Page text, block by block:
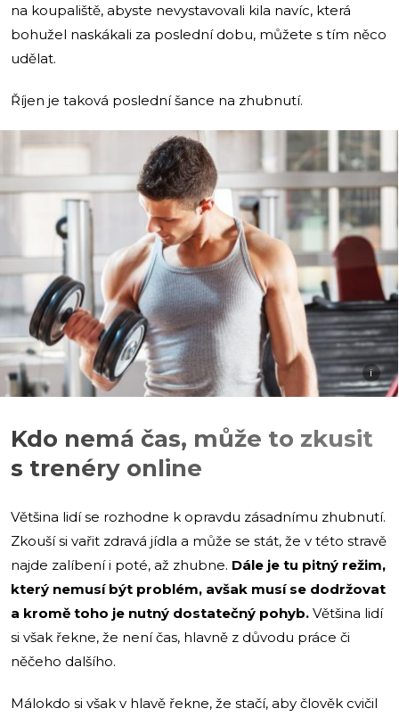
na koupaliště, abyste nevystavovali kila navíc, která
bohužel naskákali za poslední dobu, můžete s tím něco
udělat.
Říjen je taková poslední šance na zhubnutí.
i
Kdo nemá čas, může to zkusit
s trenéry online
Většina lidí se rozhodne k opravdu zásadnímu zhubnutí.
Zkouší si vařit zdravá jídla a může se stát, že v této stravě
najde zalíbení i poté, až zhubne. Dále je tu pitný režim,
který nemusí být problém, avšak musí se dodržovat
a kromě toho je nutný dostatečný pohyb. Většina lidí
si však řekne, že není čas, hlavně z důvodu práce či
něčeho dalšího.
Málokdo si však v hlavě řekne, že stačí, aby člověk cvičil